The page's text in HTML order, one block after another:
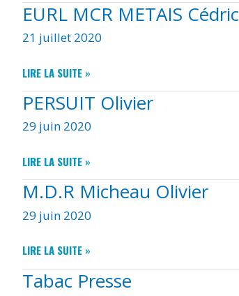
GOULES
CHARCUTERIE
EURL MCR METAIS Cédric
21 juillet 2020
EURL
MCR
METAIS
LIRE LA SUITE »
PERSUIT Olivier
29 juin 2020
PERSUIT
OLIVIER
LIRE LA SUITE »
M.D.R Micheau Olivier
29 juin 2020
M.D.R
OLIVIER
LIRE LA SUITE »
Tabac Presse